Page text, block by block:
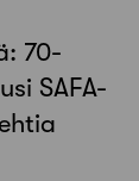
70-
SAFA-